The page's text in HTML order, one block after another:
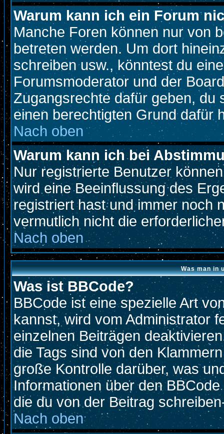
Warum kann ich ein Forum
Manche Foren können nur von
betreten werden. Um dort
schreiben usw., könntest du
Forumsmoderator und der
Zugangsrechte dafür geben, du
einen berechtigten Grund dafür
Nach oben
Warum kann ich bei
Nur registrierte Benutzer
wird eine Beeinflussung des
registriert hast und immer noch
vermutlich nicht die
Nach oben
Was man in
Was ist BBCode?
BBCode ist eine spezielle Art
kannst, wird vom Administrator
einzelnen Beiträgen
die Tags sind von den
große Kontrolle darüber, was
Informationen über den
die du von der Beitrag
Nach oben